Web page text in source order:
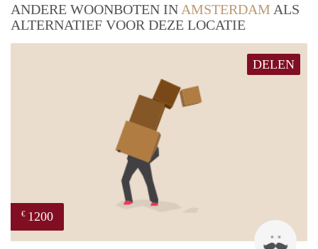
ANDERE WOONBOTEN IN AMSTERDAM ALS
ALTERNATIEF VOOR DEZE LOCATIE
DELEN
€ 1200